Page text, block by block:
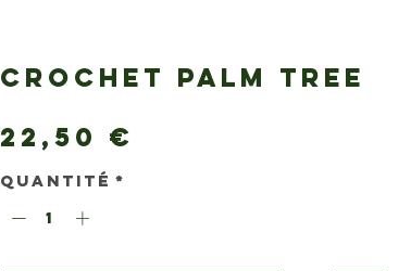
CROCHET PALM TREE
22,50 €
Quantité *